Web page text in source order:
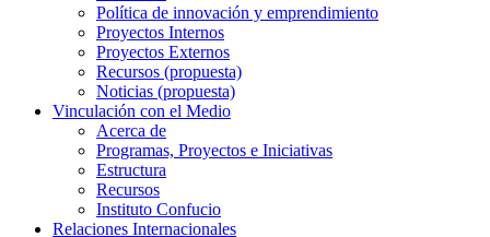
Política de innovación y emprendimiento
Proyectos Internos
Proyectos Externos
Recursos (propuesta)
Noticias (propuesta)
Vinculación con el Medio
Acerca de
Programas, Proyectos e Iniciativas
Estructura
Recursos
Instituto Confucio
Relaciones Internacionales